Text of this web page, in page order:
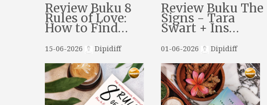
Review Buku 8
Rules of Love:
How to Find…
15-06-2026 Dipidiff
Review Buku The
Signs - Tara
Swart + Ins…
01-06-2026 Dipidiff